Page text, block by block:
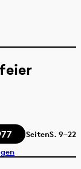
SeitenS. 9–22